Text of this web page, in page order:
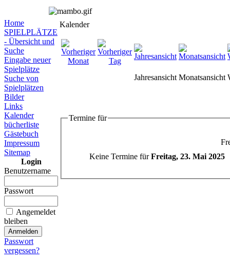
Home
SPIELPLÄTZE
- Übersicht und
Suche
Eingabe neuer
Spielplätze
Suche von
Spielplätzen
Bilder
Links
Kalender
bücherliste
Gästebuch
Impressum
Sitemap
Login
Benutzername
Passwort
Angemeldet
bleiben
Passwort
vergessen?
Kalender
Jahresansicht Monatsansicht
Termine für
Keine Termine fürFreitag, 23. Mai 2025